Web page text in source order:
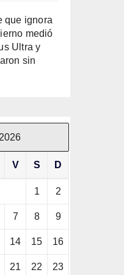
que ignora
medió
Ultra y
sin
V S D
1 2
7 8 9
14 15 16
21 22 23